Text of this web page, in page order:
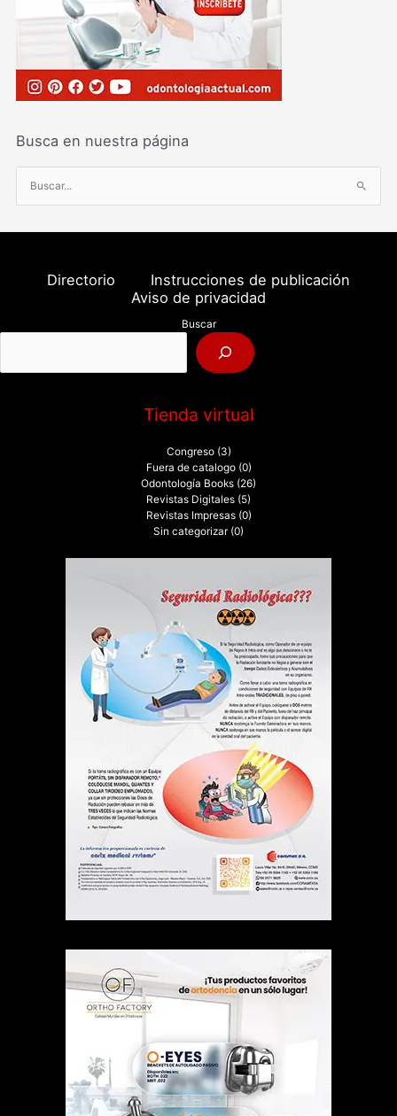
Busca en nuestra página
u
s
o
:
Directorio
Instrucciones de publicación
Aviso de privacidad
Buscar
Tienda virtual
Congreso (3)
Fuera de catalogo (0)
Odontología Books (26)
Revistas Digitales (5)
Revistas Impresas (0)
Sin categorizar (0)